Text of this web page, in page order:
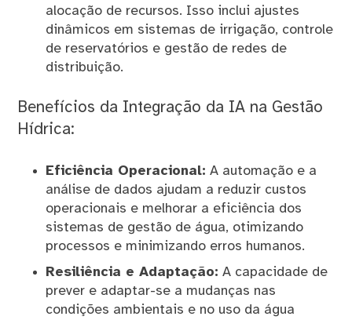
alocação de recursos. Isso inclui ajustes
dinâmicos em sistemas de irrigação, controle
de reservatórios e gestão de redes de
distribuição.
Benefícios da Integração da IA na Gestão
Hídrica:
Eficiência Operacional: A automação e a
análise de dados ajudam a reduzir custos
operacionais e melhorar a eficiência dos
sistemas de gestão de água, otimizando
processos e minimizando erros humanos.
Resiliência e Adaptação: A capacidade de
prever e adaptar-se a mudanças nas
condições ambientais e no uso da água